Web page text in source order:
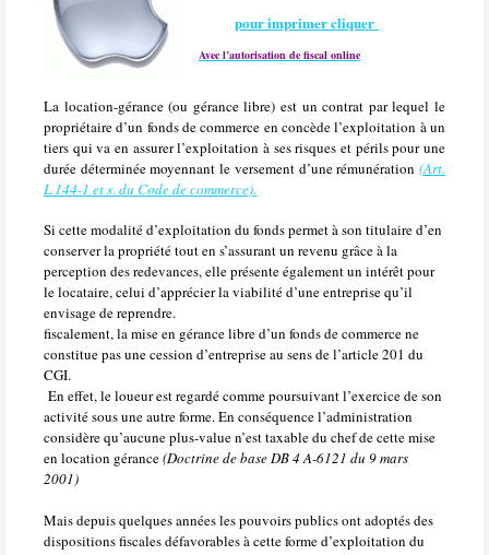
pour imprimer cliquer
Avec l’autorisation de fiscal online
La location-gérance (ou gérance libre) est un contrat par lequel le
propriétaire d’un fonds de commerce en concède l’exploitation à un
tiers qui va en assurer l’exploitation à ses risques et périls pour une
durée déterminée moyennant le versement d’une rémunération (Art.
L 144-1 et s. du Code de commerce).
Si cette modalité d’exploitation du fonds permet à son titulaire d’en
conserver la propriété tout en s’assurant un revenu grâce à la
perception des redevances, elle présente également un intérêt pour
le locataire, celui d’apprécier la viabilité d’une entreprise qu’il
envisage de reprendre.
fiscalement, la mise en gérance libre d’un fonds de commerce ne
constitue pas une cession d’entreprise au sens de l’article 201 du
CGI.
En effet, le loueur est regardé comme poursuivant l’exercice de son
activité sous une autre forme. En conséquence l’administration
considère qu’aucune plus-value n’est taxable du chef de cette mise
en location gérance(Doctrine de base DB 4 A-6121 du 9 mars
2001)
Mais depuis quelques années les pouvoirs publics ont adoptés des
dispositions fiscales défavorables à cette forme d’exploitation du